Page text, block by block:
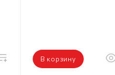
В корзину